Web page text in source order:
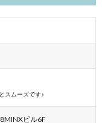
スムーズです♪
ビル6F